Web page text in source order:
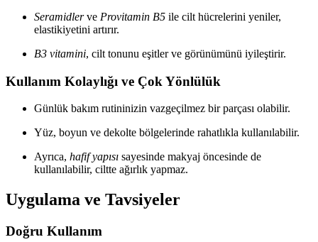
Seramidlerve Provitamin B5 ile cilt hücrelerini yeniler,
elastikiyetini artırır.
B3 vitamini, cilt tonunu eşitler ve görünümünü iyileştirir.
Kullanım Kolaylığı ve Çok Yönlülük
Günlük bakım rutininizin vazgeçilmez bir parçası olabilir.
Yüz, boyun ve dekolte bölgelerinde rahatlıkla kullanılabilir.
Ayrıca, hafif yapısı sayesinde makyaj öncesinde de
kullanılabilir, ciltte ağırlık yapmaz.
Uygulama ve Tavsiyeler
Doğru Kullanım